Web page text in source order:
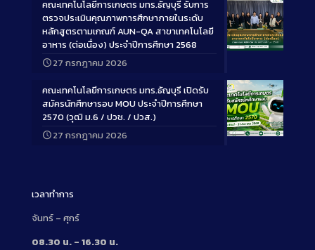
Long
คณะเทคโนโลยีการเกษตร มทร.ธัญบุรี รับการ
ตรวจประเมินคุณภาพการศึกษาภายในระดับ
หลักสูตรตามเกณฑ์ AUN-QA สาขาเทคโนโลยี
อาหาร (ต่อเนื่อง) ประจำปีการศึกษา 2568
27 กรกฎาคม 2026
Long
คณะเทคโนโลยีการเกษตร มทร.ธัญบุรี เปิดรับ
สมัครนักศึกษารอบ MOU ประจำปีการศึกษา
2570 (วุฒิ ม.6 / ปวช. / ปวส.)
27 กรกฎาคม 2026
เวลาทำการ
จันทร์ – ศุกร์
08.30 น. – 16.30 น.